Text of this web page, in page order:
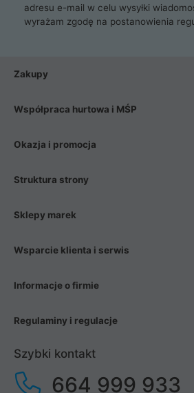
adresu e-mail w celu wysyłki
wyrażam zgodę na postanowienia
Zakupy
Współpraca hurtowa i MŚP
Okazja i promocja
Struktura strony
Sklepy marek
Wsparcie klienta i serwis
Informacje o firmie
Regulaminy i regulacje
Szybki kontakt
664 999 933